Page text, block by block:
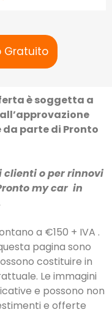
Gratuito
è soggetta a
parte di Pronto
clienti o per rinnovi
my car in
a €150 + IVA .
pagina sono
costituire in
Le immagini
e possono non
e offerte